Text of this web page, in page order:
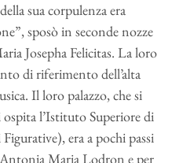
sua corpulenza era
sposò in seconde nozze
Josepha Felicitas. La loro
di riferimento dell’alta
Il loro palazzo, che si
l’Istituto Superiore di
era a pochi passi
Antonia Maria Lodron e per